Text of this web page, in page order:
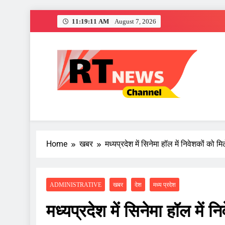
11:19:12 AM August 7, 2026
दतिया सीट
RT News
Sabse Tezz Sabse Sahi
Home खबर मध्यप्रदेश में सिनेमा हॉल में निवेशकों को
ADMINISTRATIVE खबर देश मध्य प्रदेश
मध्यप्रदेश में सिनेमा हॉल में